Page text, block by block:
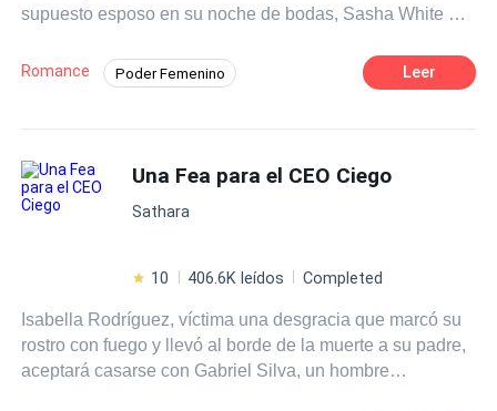
supuesto esposo en su noche de bodas, Sasha White o,
verdadero significado del matrimonio. Al estar casada
con el apuesto multimillonario, Michael Brown, Sasha no
desde sus días escolares, pero no había podido
perseguirlo debido al hecho de que en la escuela era
conocido como el chico .~~~~~ Contiene las tres series
Romance Poder Femenino
Contemporánea Mujeriego
Matrimonio por Contrato
Leer
Una Fea para el CEO Ciego
Sathara
10 406.6K leídos Completed
Isabella Rodríguez, víctima una desgracia que marcó su
rostro con fuego y llevó al borde de la muerte a su padre,
aceptará casarse con Gabriel Silva, un hombre